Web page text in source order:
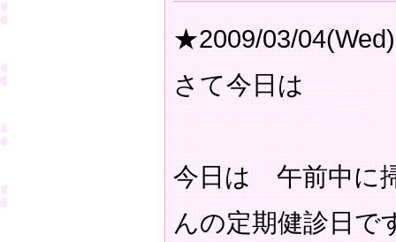
★2009/03/04(Wed)
さて今日は
今日は 午前中に
んの定期健診日で